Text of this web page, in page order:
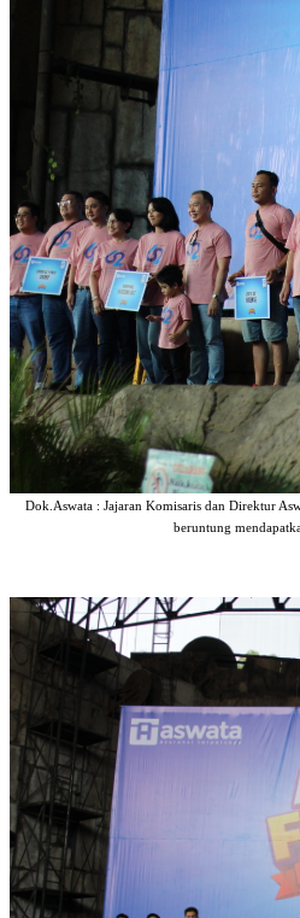
Dok.Aswata : Jajaran Komisaris dan Direktur
beruntung